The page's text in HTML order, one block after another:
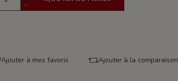
-
Ajouter à mes favoris Ajouter à la comparaison